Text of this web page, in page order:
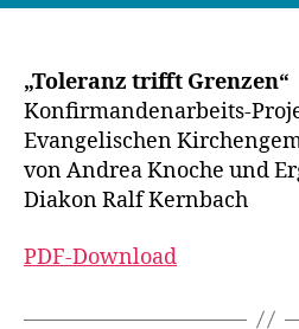
„Toleranz trifft Grenzen“
Konfirmandenarbeits-
Evangelischen
von Andrea Knoche und
Diakon Ralf Kernbach
PDF-Download